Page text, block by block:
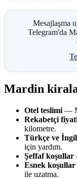
Mesajlaşma
Telegram'da
Mardin
Otel teslimi —
Rekabetçi
kilometre.
Türkçe ve
için yardım.
Şeffaf koşullar
Esnek koşullar
ile uzatma.